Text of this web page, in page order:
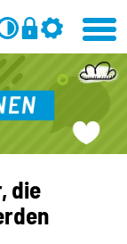
die